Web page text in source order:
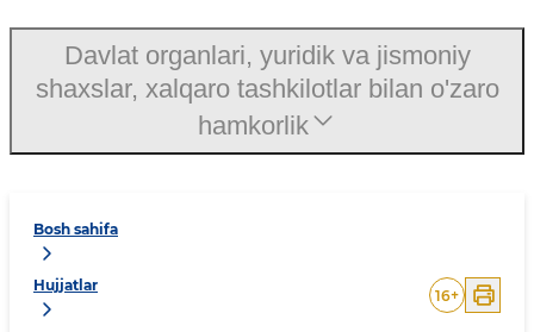
Bosh sahifa
Hujjatlar
16+
Davlat organlari, yuridik va jismoniy
shaxslar, xalqaro tashkilotlar bilan o'zaro
hamkorlik